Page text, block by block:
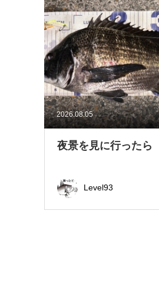
2026.08.05
夜景を見に行ったら
Level93